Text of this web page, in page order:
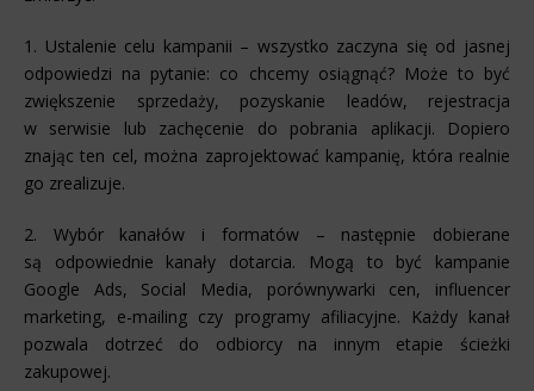
1. Ustalenie celu kampanii – wszystko zaczyna się od jasnej
odpowiedzi na pytanie: co chcemy osiągnąć? Może to być
zwiększenie sprzedaży, pozyskanie leadów, rejestracja
w serwisie lub zachęcenie do pobrania aplikacji. Dopiero
znając ten cel, można zaprojektować kampanię, która realnie
go zrealizuje.
2. Wybór kanałów i formatów – następnie dobierane
są odpowiednie kanały dotarcia. Mogą to być kampanie
Google Ads, Social Media, porównywarki cen, influencer
marketing, e-mailing czy programy afiliacyjne. Każdy kanał
pozwala dotrzeć do odbiorcy na innym etapie ścieżki
zakupowej.